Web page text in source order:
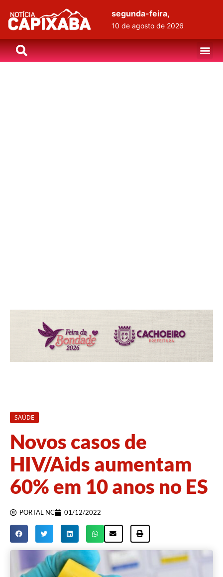
segunda-feira,
10 de agosto de 2026
SAÚDE
Novos casos de
HIV/Aids aumentam
60% em 10 anos no ES
PORTAL NC 01/12/2022